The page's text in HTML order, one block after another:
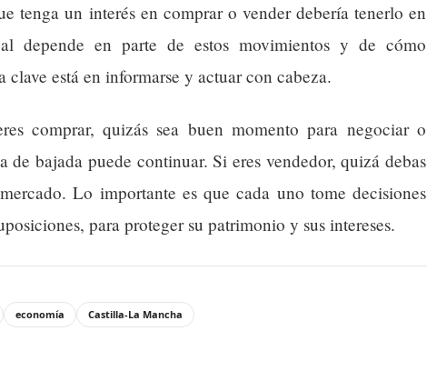
tenga un interés en comprar o vender debería tenerlo en
depende en parte de estos movimientos y de cómo
clave está en informarse y actuar con cabeza.
comprar, quizás sea buen momento para negociar o
de bajada puede continuar. Si eres vendedor, quizá debas
Lo importante es que cada uno tome decisiones
para proteger su patrimonio y sus intereses.
economía Castilla-La Mancha